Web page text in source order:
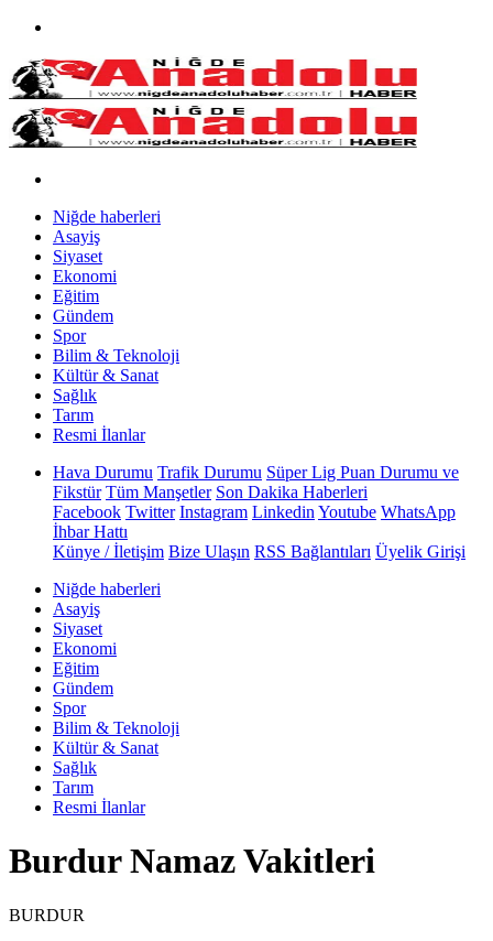
Niğde haberleri
Asayiş
Siyaset
Ekonomi
Eğitim
Gündem
Spor
Bilim & Teknoloji
Kültür & Sanat
Sağlık
Tarım
Resmi İlanlar
Hava Durumu Trafik Durumu Süper Lig Puan Durumu ve
Fikstür Tüm Manşetler Son Dakika Haberleri
Facebook Twitter Instagram Linkedin Youtube WhatsApp
İhbar Hattı
Künye / İletişim Bize Ulaşın RSS Bağlantıları Üyelik Girişi
Niğde haberleri
Asayiş
Siyaset
Ekonomi
Eğitim
Gündem
Spor
Bilim & Teknoloji
Kültür & Sanat
Sağlık
Tarım
Resmi İlanlar
Burdur Namaz Vakitleri
BURDUR